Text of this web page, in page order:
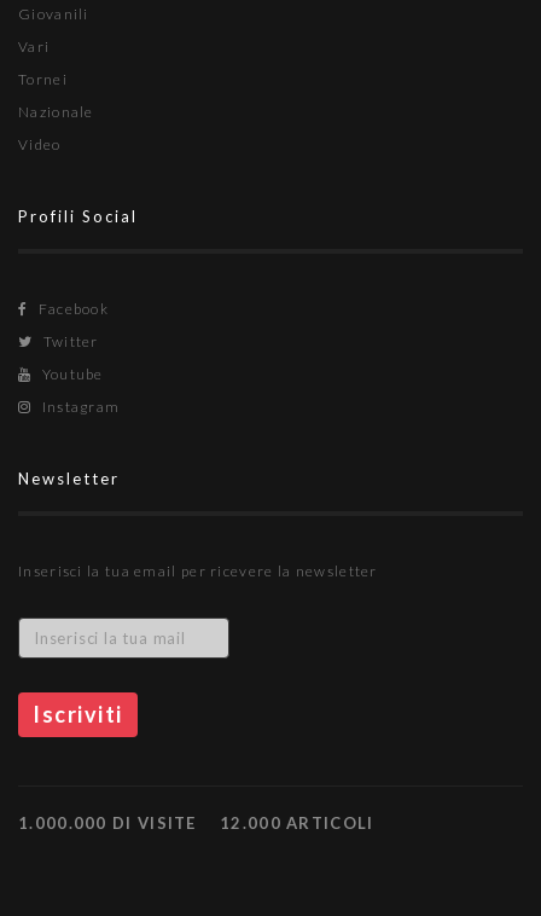
Giovanili
Vari
Tornei
Nazionale
Video
Profili Social
Facebook
Twitter
Youtube
Instagram
Newsletter
Inserisci la tua email per ricevere la newsletter
1.000.000 DI VISITE 12.000 ARTICOLI